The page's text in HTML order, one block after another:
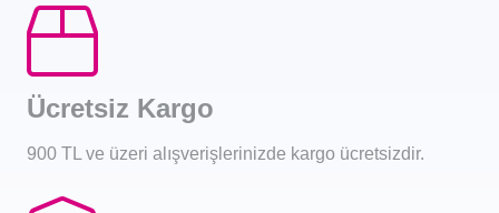
Ücretsiz Kargo
900 TL ve üzeri alışverişlerinizde kargo ücretsizdir.